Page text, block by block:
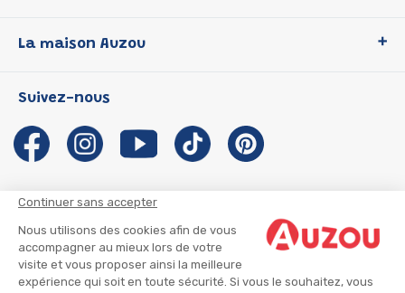
Continuer sans accepter
Nous utilisons des cookies afin de vous
accompagner au mieux lors de votre
visite et vous proposer ainsi la meilleure
expérience qui soit en toute sécurité. Si vous le souhaitez, vous
P'tit Loup
Les Influenceuses
Migali
Petite Taupe
La maison Auzou
Notre histoire
Auzou s'engage
Auteurs et illustrateurs Auzou
Suivre mon colis
Infos consommateur
Suivez-nous
CGU
CGV